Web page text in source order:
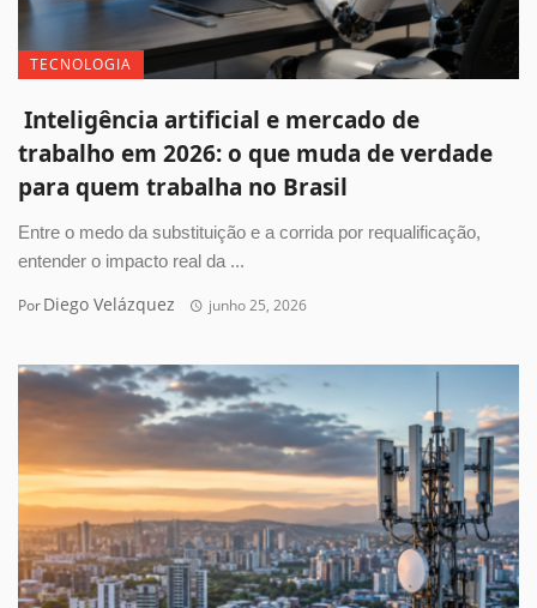
TECNOLOGIA
Inteligência artificial e mercado de
trabalho em 2026: o que muda de verdade
para quem trabalha no Brasil
Entre o medo da substituição e a corrida por requalificação,
entender o impacto real da ...
PorDiego Velázquez junho 25, 2026